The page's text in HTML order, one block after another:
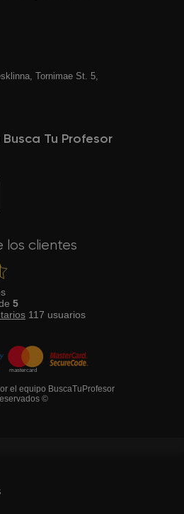
Tornimаe St. 5,
Tu Profesor
los clientes
5
117 usuarios
el equipo BuscaTuProfesor
©